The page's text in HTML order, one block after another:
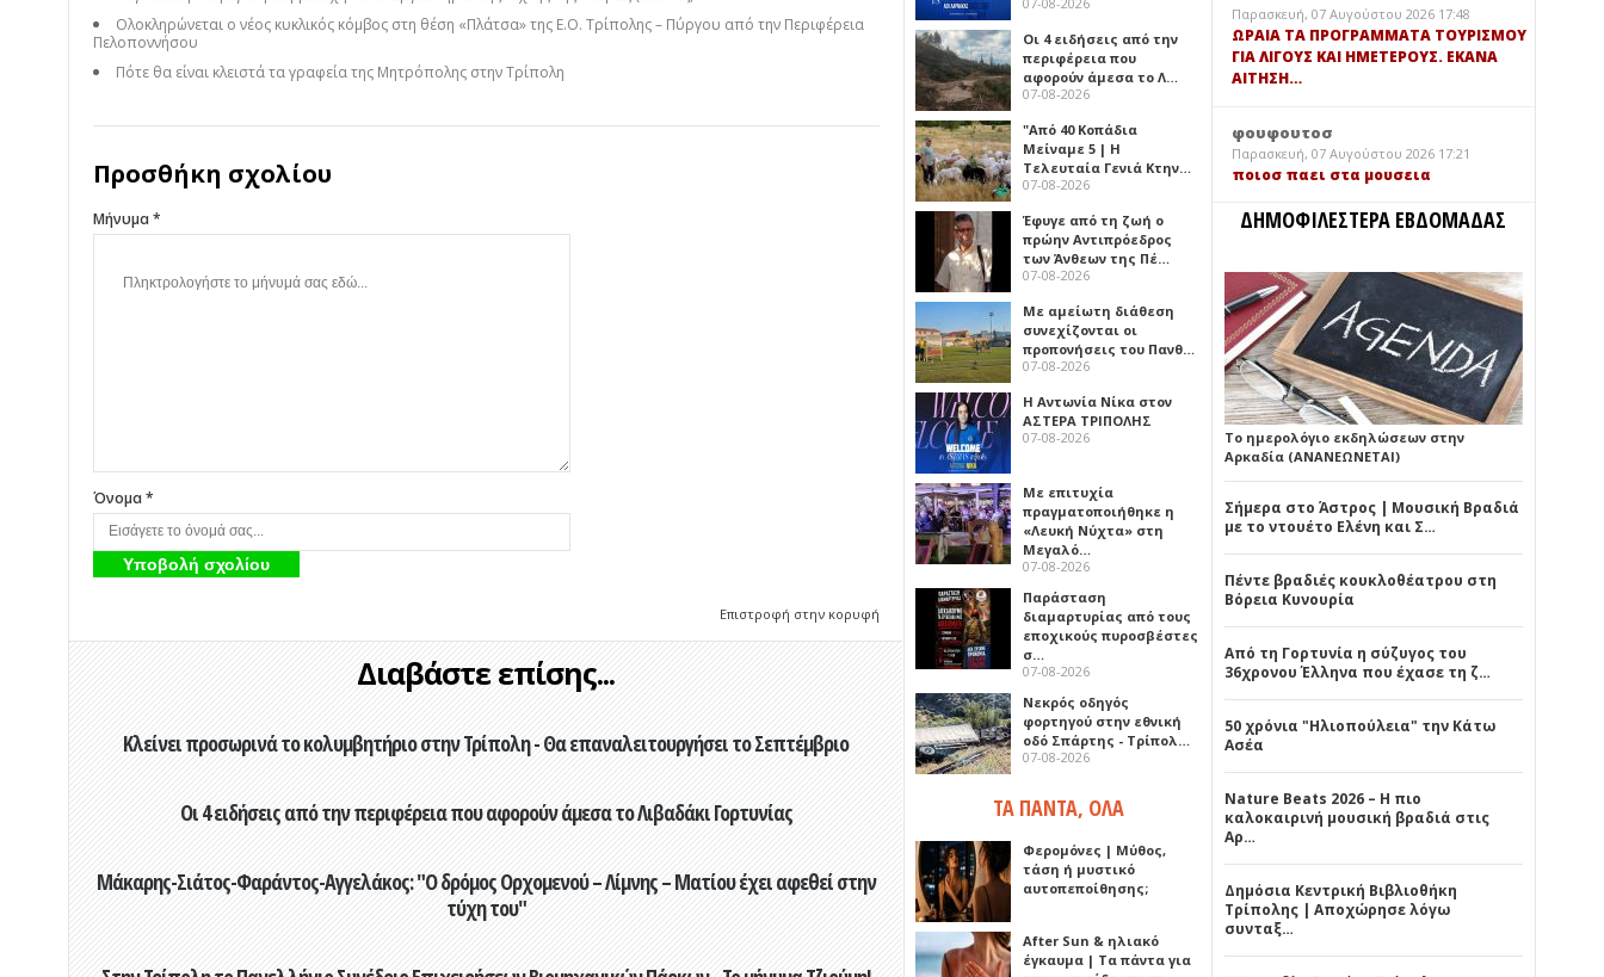
Ολοκληρώνεται ο νέος κυκλικός κόμβος στη θέση «Πλάτσα» της Ε.Ο. Τρίπολης – Πύργου από την Περιφέρεια
Πελοποννήσου
Πότε θα είναι κλειστά τα γραφεία της Μητρόπολης στην Τρίπολη
Προσθήκη σχολίου
Μήνυμα *
Όνομα *
Επιστροφή στην κορυφή
Διαβάστε επίσης...
Κλείνει προσωρινά το κολυμβητήριο στην Τρίπολη - Θα επαναλειτουργήσει το Σεπτέμβριο
Οι 4 ειδήσεις από την περιφέρεια που αφορούν άμεσα το Λιβαδάκι Γορτυνίας
Μάκαρης-Σιάτος-Φαράντος-Αγγελάκος: "Ο δρόμος Ορχομενού – Λίμνης – Ματίου έχει αφεθεί στην
τύχη του"
Οι 4 ειδήσεις από την
περιφέρεια που
αφορούν άμεσα το Λ…
07-08-2026
"Από 40 Κοπάδια
Μείναμε 5 | Η
Τελευταία Γενιά Κτην…
07-08-2026
Έφυγε από τη ζωή ο
πρώην Αντιπρόεδρος
των Άνθεων της Πέ…
07-08-2026
Με αμείωτη διάθεση
συνεχίζονται οι
προπονήσεις του Πανθ…
07-08-2026
Η Αντωνία Νίκα στον
ΑΣΤΕΡΑ ΤΡΙΠΟΛΗΣ
07-08-2026
Με επιτυχία
πραγματοποιήθηκε η
«Λευκή Νύχτα» στη
Μεγαλό…
07-08-2026
Παράσταση
διαμαρτυρίας από τους
εποχικούς πυροσβέστες
σ…
07-08-2026
Νεκρός οδηγός
φορτηγού στην εθνική
οδό Σπάρτης - Τρίπολ…
07-08-2026
ΤΑ ΠΑΝΤΑ, ΟΛΑ
Φερομόνες | Μύθος,
τάση ή μυστικό
αυτοπεποίθησης;
After Sun & ηλιακό
έγκαυμα | Τα πάντα για
Παρασκευή, 07 Αυγούστου 2026 17:48
ΩΡΑΙΑ ΤΑ ΠΡΟΓΡΑΜΜΑΤΑ ΤΟΥΡΙΣΜΟΥ
ΓΙΑ ΛΙΓΟΥΣ ΚΑΙ ΗΜΕΤΕΡΟΥΣ. ΕΚΑΝΑ
ΑΙΤΗΣΗ…
φουφουτοσ
Παρασκευή, 07 Αυγούστου 2026 17:21
ποιοσ παει στα μουσεια
ΔΗΜΟΦΙΛΕΣΤΕΡΑ ΕΒΔΟΜΑΔΑΣ
Το ημερολόγιο εκδηλώσεων στην
Αρκαδία (ΑΝΑΝΕΩΝΕΤΑΙ)
Σήμερα στο Άστρος | Μουσική Βραδιά
με το ντουέτο Ελένη και Σ…
Πέντε βραδιές κουκλοθέατρου στη
Βόρεια Κυνουρία
Από τη Γορτυνία η σύζυγος του
36χρονου Έλληνα που έχασε τη ζ…
50 χρόνια "Ηλιοπούλεια" την Κάτω
Ασέα
Nature Beats 2026 – Η πιο
καλοκαιρινή μουσική βραδιά στις
Αρ…
Δημόσια Κεντρική Βιβλιοθήκη
Τρίπολης | Αποχώρησε λόγω
συνταξ…